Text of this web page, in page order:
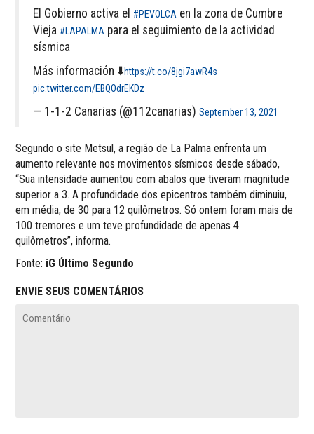
El Gobierno activa el #PEVOLCA en la zona de Cumbre
Vieja #LAPALMA para el seguimiento de la actividad
sísmica
Más información ⬇️https://t.co/8jgi7awR4s
pic.twitter.com/EBQOdrEKDz
— 1-1-2 Canarias (@112canarias)September 13, 2021
Segundo o site Metsul, a região de La Palma enfrenta um
aumento relevante nos movimentos sísmicos desde sábado,
“Sua intensidade aumentou com abalos que tiveram magnitude
superior a 3. A profundidade dos epicentros também diminuiu,
em média, de 30 para 12 quilômetros. Só ontem foram mais de
100 tremores e um teve profundidade de apenas 4
quilômetros”, informa.
Fonte: iG Último Segundo
ENVIE SEUS COMENTÁRIOS